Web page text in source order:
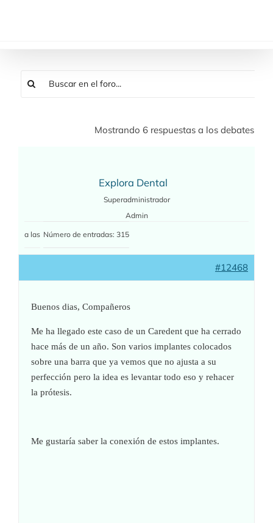
Mostrando 6 respuestas a los debates
Explora Dental
Superadministrador
Admin
a las Número de entradas: 315
#12468
Buenos dias, Compañeros
Me ha llegado este caso de un Caredent que ha cerrado
hace más de un año. Son varios implantes colocados
sobre una barra que ya vemos que no ajusta a su
perfección pero la idea es levantar todo eso y rehacer
la prótesis.
Me gustaría saber la conexión de estos implantes.